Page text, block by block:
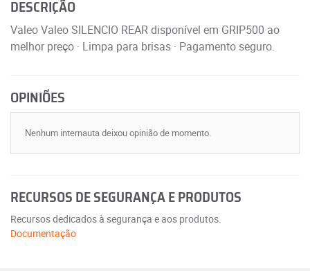
DESCRIÇÃO
Valeo Valeo SILENCIO REAR disponível em GRIP500 ao
melhor preço · Limpa para brisas · Pagamento seguro.
OPINIÕES
Nenhum internauta deixou opinião de momento.
RECURSOS DE SEGURANÇA E PRODUTOS
Recursos dedicados à segurança e aos produtos.
Documentação